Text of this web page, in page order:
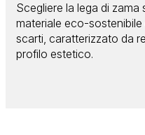
Scegliere la lega di
materiale eco-
scarti, caratterizzato da
profilo estetico.